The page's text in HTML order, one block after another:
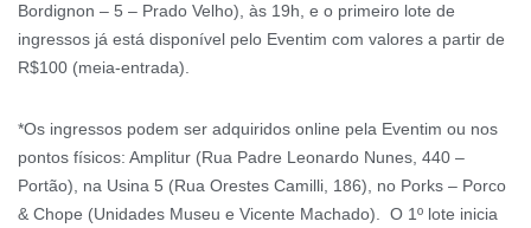
Bordignon – 5 – Prado Velho), às 19h, e o primeiro lote de
ingressos já está disponível pelo Eventim com valores a partir de
R$100 (meia-entrada).
*Os ingressos podem ser adquiridos online pela Eventim ou nos
pontos físicos: Amplitur (Rua Padre Leonardo Nunes, 440 –
Portão), na Usina 5 (Rua Orestes Camilli, 186), no Porks – Porco
& Chope (Unidades Museu e Vicente Machado). O 1º lote inicia